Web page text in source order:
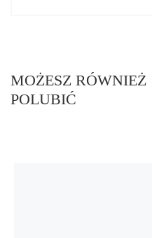
MOŻESZ RÓWNIEŻ
POLUBIĆ